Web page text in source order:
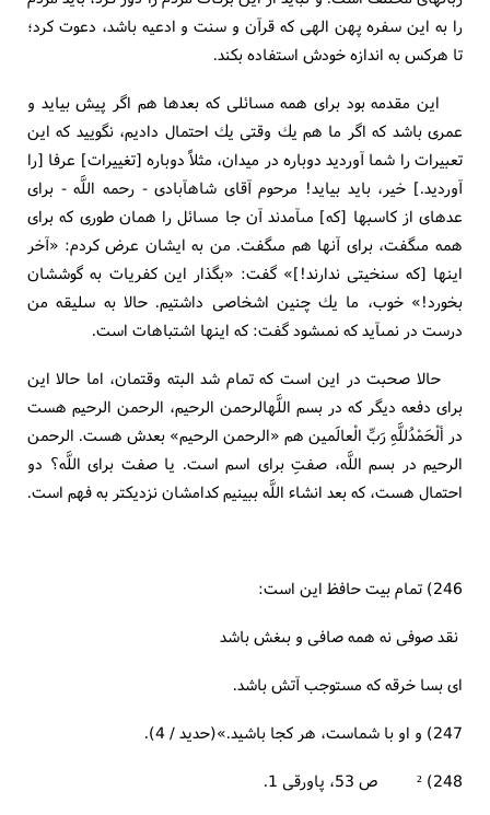
را به اين سفره پهن الهى كه قرآن و سنت و ادعيه باشد، دعوت كرد؛
تا هركس به اندازه خودش استفاده بكند.
اين مقدمه بود براى همه مسائلى كه بعدها هم اگر پيش بيايد و
عمرى باشد كه اگر ما هم يك وقتى يك احتمال داديم، نگوييد كه اين
تعبيرات را شما آورديد دوباره در ميدان، مثلاً دوباره [تغييرات‏] عرفا [را
آورديد.] خير، بايد بيايد! مرحوم آقاى شاه‏آبادى - رحمه اللَّه - براى
عده‏اى از كاسبها [كه‏] مى‏آمدند آن جا مسائل را همان طورى كه براى
همه مى‏گفت، براى آنها هم مى‏گفت. من به ايشان عرض كردم: «آخر
اينها [كه سنخيتى ندارند!]» گفت: «بگذار اين كفريات به گوششان
بخورد!» خوب، ما يك چنين اشخاصى داشتيم. حالا به سليقه من
درست در نمى‏آيد كه نمى‏شود گفت: كه اينها اشتباهات است.
حالا صحبت در اين است كه تمام شد البته وقتمان، اما حالا اين
براى دفعه ديگر كه در بسم اللَّه‏الرحمن الرحيم، الرحمن الرحيم هست
در ألْحَمْدُللَّهِ رَبِّ الْعالَمين هم «الرحمن الرحيم» بعدش هست. الرحمن
الرحيم در بسم اللَّه، صفتِ براى اسم است. يا صفت براى اللَّه؟ دو
احتمال هست، كه بعد ان‏شاء اللَّه ببينيم كدامشان نزديكتر به فهم است.
246) تمام بيت حافظ اين است:
نقد صوفى نه همه صافى و بى‏غش باشد
اى بسا خرقه كه مستوجب آتش باشد.
247) و او با شماست، هر كجا باشيد.»(حديد / 4).
248) ² ص 53، پاورقى 1.